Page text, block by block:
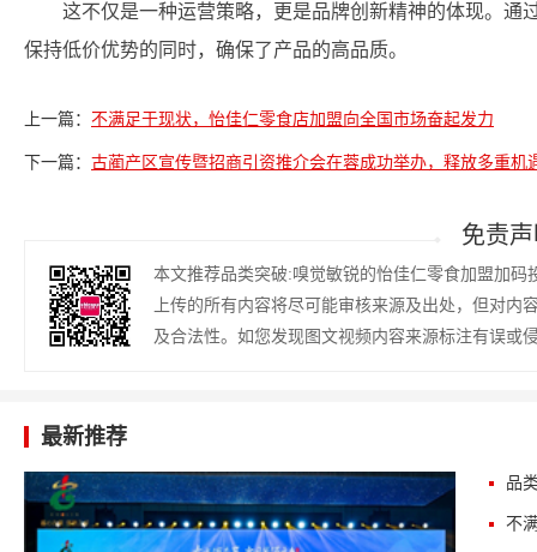
这不仅是一种运营策略，更是品牌创新精神的体现。通
保持低价优势的同时，确保了产品的高品质。
上一篇： 不满足于现状，怡佳仁零食店加盟向全国市场奋起发力
下一篇： 古蔺产区宣传暨招商引资推介会在蓉成功举办，释放多重机
免责
本文推荐品类突破:嗅觉敏锐的怡佳仁零食加盟加
上传的所有内容将尽可能审核来源及出处，但对
及合法性。如您发现图文视频内容来源标注有误或
最新推荐